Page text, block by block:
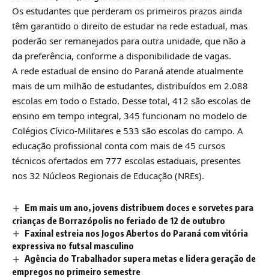
Os estudantes que perderam os primeiros prazos ainda
têm garantido o direito de estudar na rede estadual, mas
poderão ser remanejados para outra unidade, que não a
da preferência, conforme a disponibilidade de vagas.
A rede estadual de ensino do Paraná atende atualmente
mais de um milhão de estudantes, distribuídos em 2.088
escolas em todo o Estado. Desse total, 412 são escolas de
ensino em tempo integral, 345 funcionam no modelo de
Colégios Cívico-Militares e 533 são escolas do campo. A
educação profissional conta com mais de 45 cursos
técnicos ofertados em 777 escolas estaduais, presentes
nos 32 Núcleos Regionais de Educação (NREs).
Em mais um ano, jovens distribuem doces e sorvetes para
crianças de Borrazópolis no feriado de 12 de outubro
Faxinal estreia nos Jogos Abertos do Paraná com vitória
expressiva no futsal masculino
Agência do Trabalhador supera metas e lidera geração de
empregos no primeiro semestre